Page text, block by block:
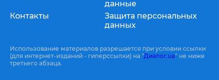
Контакты
данные
Защита персональных
данных
Использование материалов разрешается при условии ссылки
(для интернет-изданий - гиперссылки) на "Диалог.ua" не ниже
третьего абзаца.